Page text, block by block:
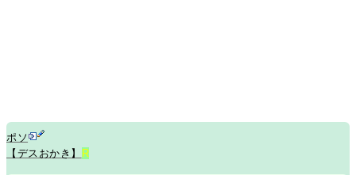
ポソ
【デスおかき】
R